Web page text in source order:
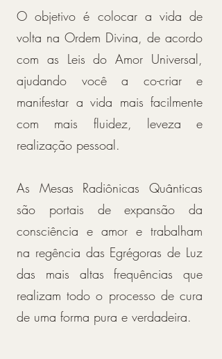
O objetivo é colocar a vida de
volta na Ordem Divina, de acordo
com as Leis do Amor Universal,
ajudando você a co-criar e
manifestar a vida mais facilmente
com mais fluidez, leveza e
realização pessoal.
As Mesas Radiônicas Quânticas
são portais de expansão da
consciência e amor e trabalham
na regência das Egrégoras de Luz
das mais altas frequências que
realizam todo o processo de cura
de uma forma pura e verdadeira.